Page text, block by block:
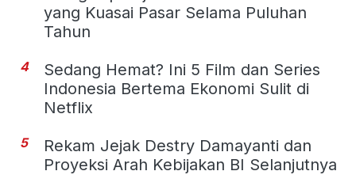
yang Kuasai Pasar Selama Puluhan
Tahun
4
Sedang Hemat? Ini 5 Film dan Series
Indonesia Bertema Ekonomi Sulit di
Netflix
5
Rekam Jejak Destry Damayanti dan
Proyeksi Arah Kebijakan BI Selanjutnya